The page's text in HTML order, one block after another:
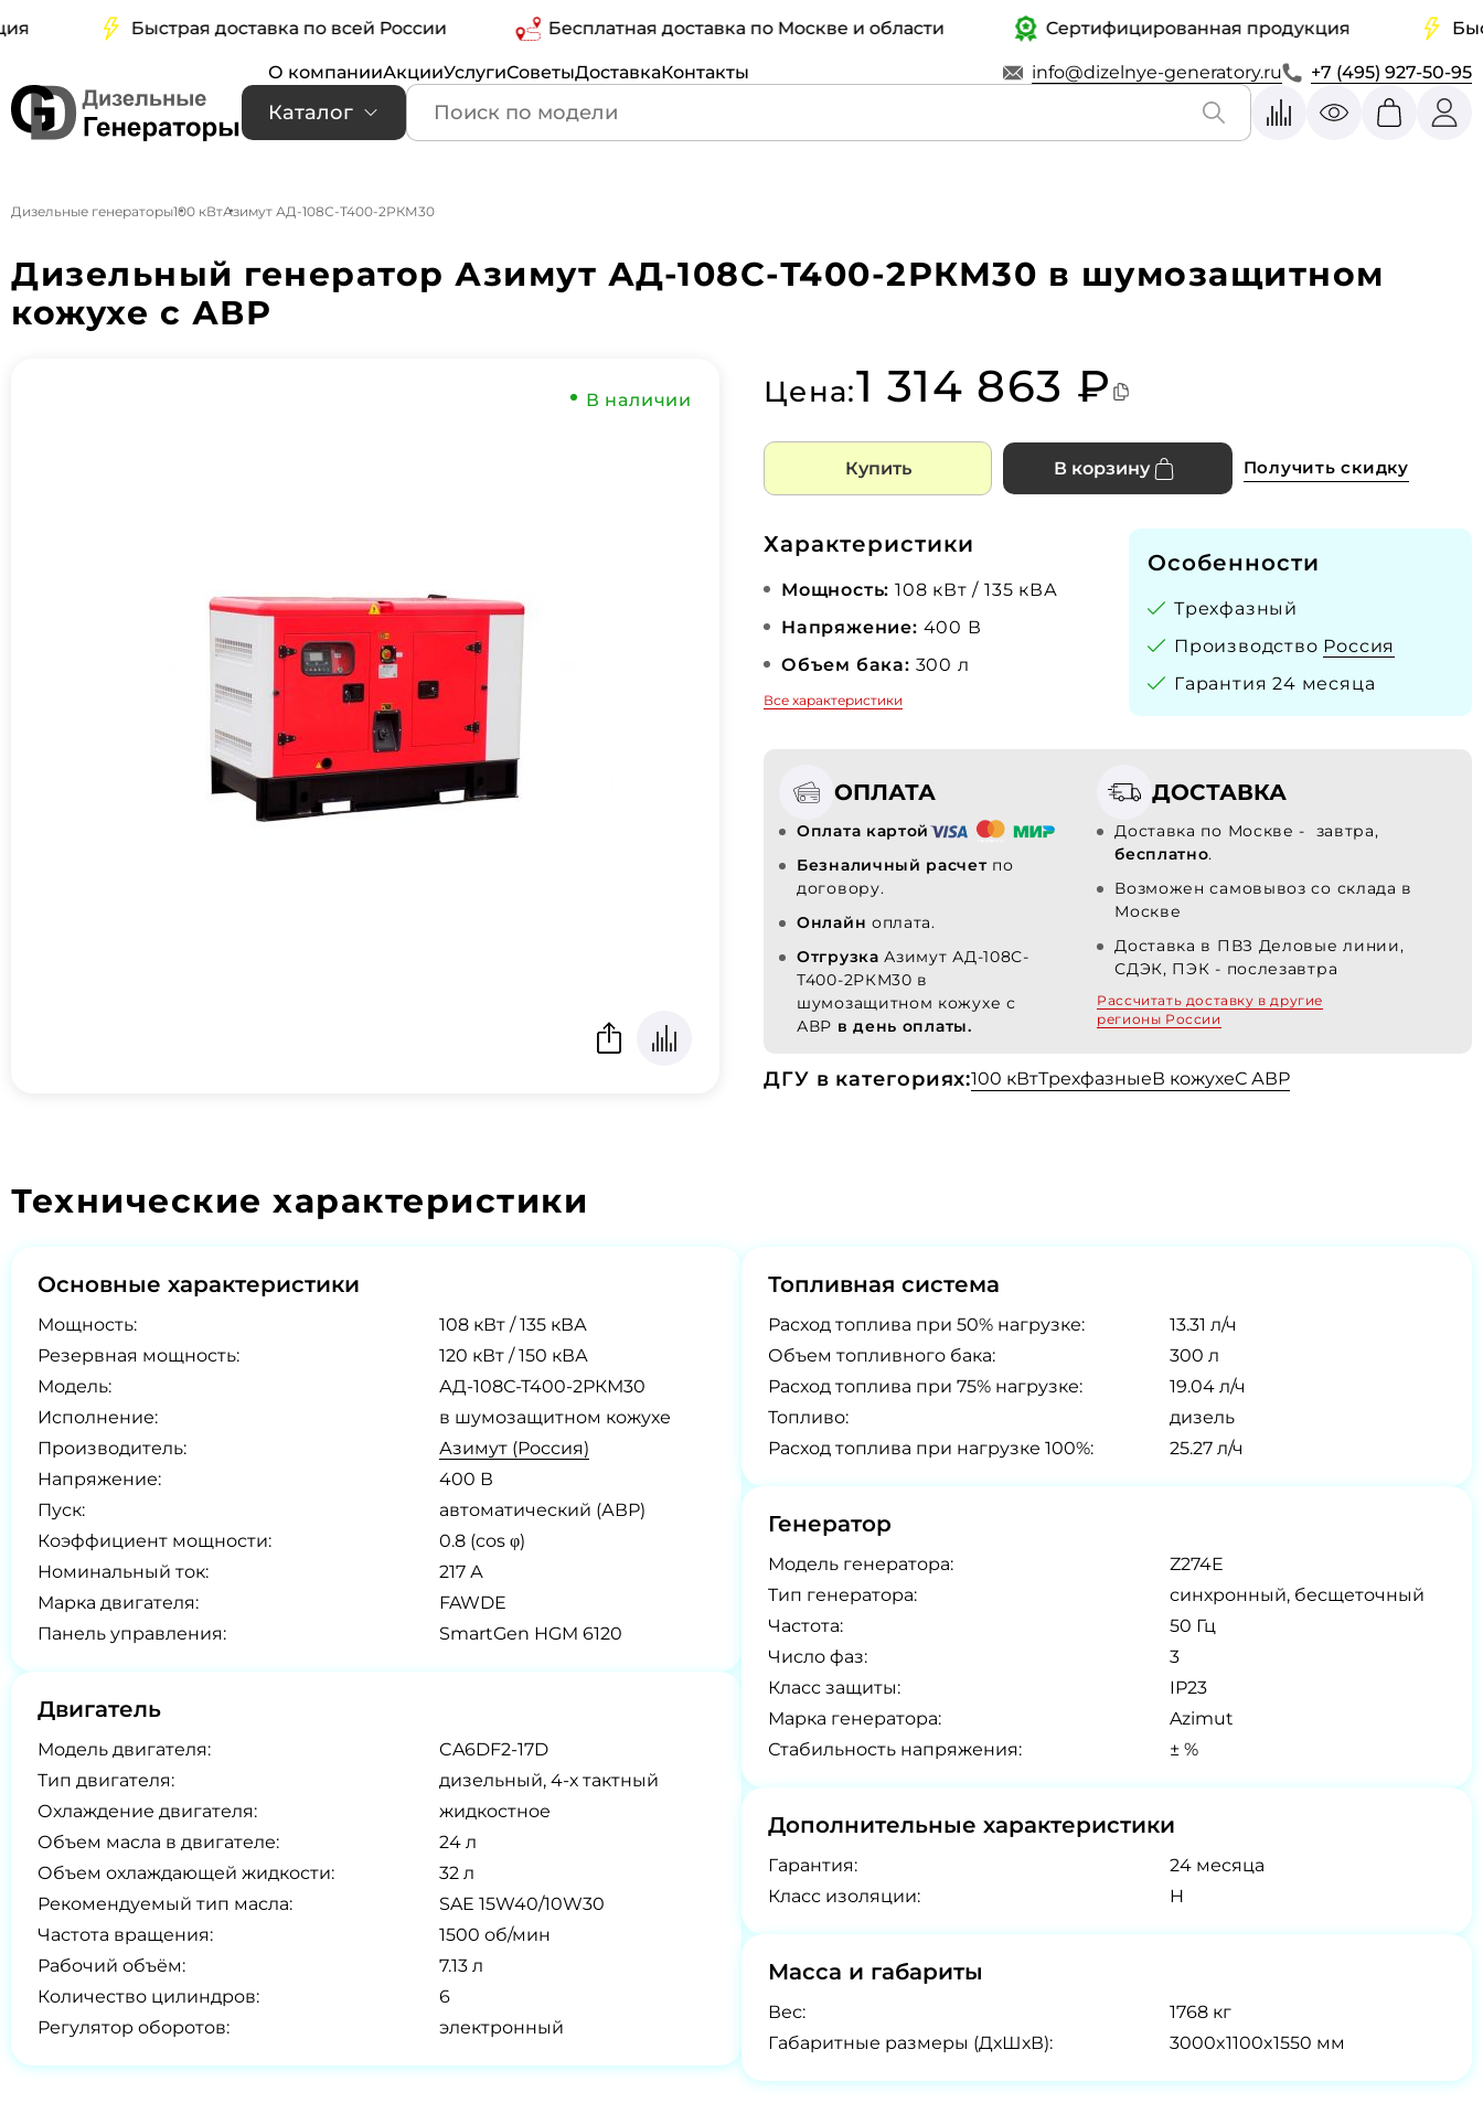
Быстрая доставка по всей России Бесплатная доставка по Москве и области Сертифицированная продукция
О компанииАкцииУслугиСоветыДоставкаКонтакты info@dizelnye-generatory.ru +7 (495) 927-50-95
Каталог
Дизельные генераторы100 кВтАзимут АД-108С-Т400-2РКМ30
Дизельный генератор Азимут АД-108С-Т400-2РКМ30 в шумозащитном
кожухе с АВР
В наличии Цена:1 314 863 ₽
Купить В корзину Получить скидку
Характеристики
Мощность: 108 кВт / 135 кВА
Напряжение: 400 В
Объем бака: 300 л
Все характеристики
Особенности
Трехфазный
Производство Россия
Гарантия 24 месяца
ОПЛАТА
Оплата картой
Безналичный расчет по
договору.
Онлайн оплата.
Отгрузка Азимут АД-108С-
Т400-2РКМ30 в
шумозащитном кожухе с
АВР в день оплаты.
ДОСТАВКА
Доставка по Москве - завтра,
бесплатно.
Возможен самовывоз со склада в
Москве
Доставка в ПВЗ Деловые линии,
СДЭК, ПЭК - послезавтра
Рассчитать доставку в другие
регионы России
ДГУ в категориях:100 кВтТрехфазныеВ кожухеС АВР
Технические характеристики
Основные характеристики
Мощность:
108 кВт / 135 кВА
Резервная мощность:
120 кВт / 150 кВА
Модель:
АД-108С-Т400-2РКМ30
Исполнение:
в шумозащитном кожухе
Производитель:
Азимут (Россия)
Напряжение:
400 В
Пуск:
автоматический (АВР)
Коэффициент мощности:
0.8 (cos φ)
Номинальный ток:
217 А
Марка двигателя:
FAWDE
Панель управления:
SmartGen HGM 6120
Двигатель
Модель двигателя:
CA6DF2-17D
Тип двигателя:
дизельный, 4-х тактный
Охлаждение двигателя:
жидкостное
Объем масла в двигателе:
24 л
Объем охлаждающей жидкости:
32 л
Рекомендуемый тип масла:
SAE 15W40/10W30
Частота вращения:
1500 об/мин
Рабочий объём:
7.13 л
Количество цилиндров:
6
Регулятор оборотов:
электронный
Топливная система
Расход топлива при 50% нагрузке:
13.31 л/ч
Объем топливного бака:
300 л
Расход топлива при 75% нагрузке:
19.04 л/ч
Топливо:
дизель
Расход топлива при нагрузке 100%:
25.27 л/ч
Генератор
Модель генератора:
Z274E
Tип генератора:
синхронный, бесщеточный
Частота:
50 Гц
Число фаз:
3
Класс защиты:
IP23
Марка генератора:
Azimut
Стабильность напряжения:
± %
Дополнительные характеристики
Гарантия:
24 месяца
Класс изоляции:
H
Масса и габариты
Вес:
1768 кг
Габаритные размеры (ДхШхВ):
3000x1100x1550 мм